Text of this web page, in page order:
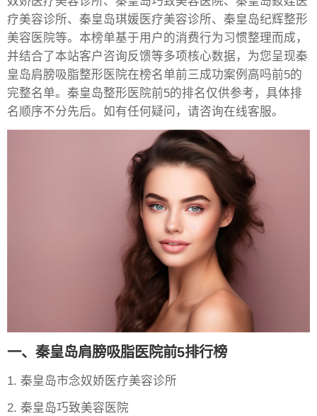
疗美容诊所、秦皇岛琪媛医疗美容诊所、秦皇岛纪辉整形
美容医院等。本榜单基于用户的消费行为习惯整理而成，
并结合了本站客户咨询反馈等多项核心数据，为您呈现秦
皇岛肩膀吸脂整形医院在榜名单前三成功案例高吗前5的
完整名单。秦皇岛整形医院前5的排名仅供参考，具体排
名顺序不分先后。如有任何疑问，请咨询在线客服。
一、秦皇岛肩膀吸脂医院前5排行榜
1. 秦皇岛市念奴娇医疗美容诊所
2. 秦皇岛巧致美容医院